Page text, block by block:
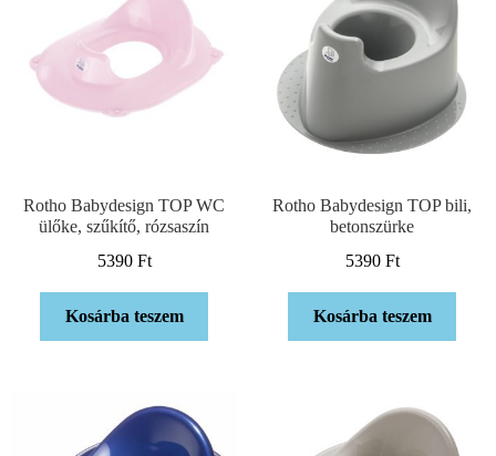
Rotho Babydesign TOP WC
ülőke, szűkítő, rózsaszín
5390 Ft
Kosárba teszem
Rotho Babydesign TOP bili,
betonszürke
5390 Ft
Kosárba teszem